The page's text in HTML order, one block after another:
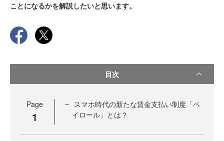
ことになるかを解説したいと思います。
目次
Page
1
スマホ時代の新たな賃金支払い制度「ペ
イロール」とは？